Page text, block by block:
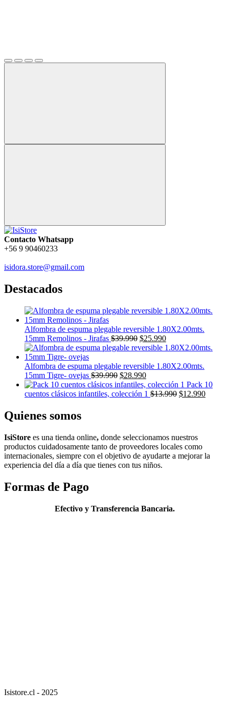
Contacto Whatsapp
+56 9 90460233
isidora.store@gmail.com
Destacados
Alfombra de espuma plegable reversible 1.80X2.00mts.
15mm Remolinos - Jirafas $39.990 El
precio
era:
$39.990.
$25.990El
precio
es:
Alfombra de espuma plegable reversible 1.80X2.00mts.
15mm Tigre- ovejas $39.990 El
precio
original
$28.990El
precio
actual
Pack 10
cuentos clásicos infantiles, colección 1 $13.990 El
$12.990El
Quienes somos
IsiStore es una tienda online, donde seleccionamos nuestros
productos cuidadosamente tanto de proveedores locales como
internacionales, siempre con el objetivo de ayudarte a mejorar la
experiencia del día a día que tienes con tus niños.
Formas de Pago
Efectivo y Transferencia Bancaria.
Isistore.cl - 2025